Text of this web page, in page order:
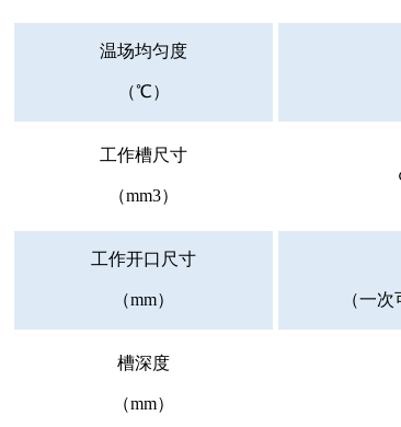
温场均匀度
（℃）
工作槽尺寸
（mm3）
工作开口尺寸
（mm） （一
槽深度
（mm）